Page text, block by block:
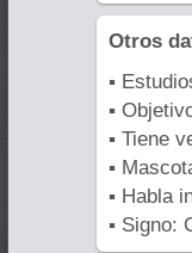
Otros
▪
▪
▪ Tiene
▪
▪ Habla
▪ Signo: